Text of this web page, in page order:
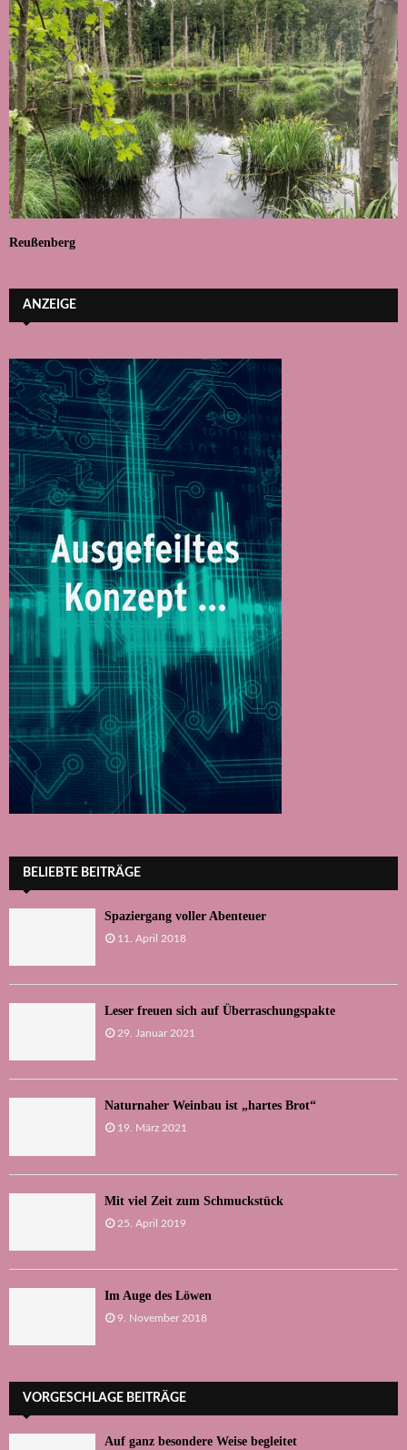
Reußenberg
ANZEIGE
BELIEBTE BEITRÄGE
Spaziergang voller Abenteuer
11. April 2018
Leser freuen sich auf Überraschungspakte
29. Januar 2021
Naturnaher Weinbau ist „hartes Brot“
19. März 2021
Mit viel Zeit zum Schmuckstück
25. April 2019
Im Auge des Löwen
9. November 2018
VORGESCHLAGE BEITRÄGE
Auf ganz besondere Weise begleitet